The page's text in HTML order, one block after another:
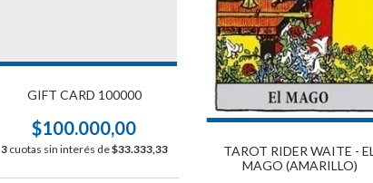
GIFT CARD 100000
$100.000,00
3 cuotas sin interés de$33.333,33
TAROT RIDER WAITE - EL
MAGO (AMARILLO)